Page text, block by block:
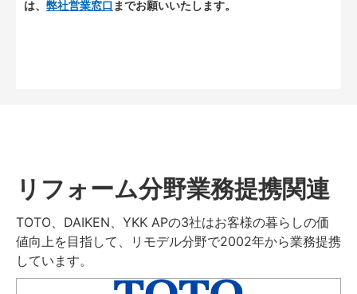
は、 弊社営業窓口 までお願いいたします。
リフォーム分野業務提携関連
TOTO、DAIKEN、YKK APの3社はお客様の暮らしの価
値向上を目指して、リモデル分野で2002年から業務提携
しています。